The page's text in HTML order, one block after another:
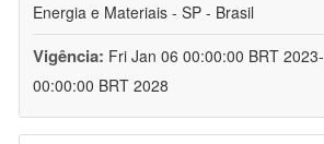
Energia e Materiais - SP - Brasil
Vigência: Fri Jan 06 00:00:00 BRT
00:00:00 BRT 2028